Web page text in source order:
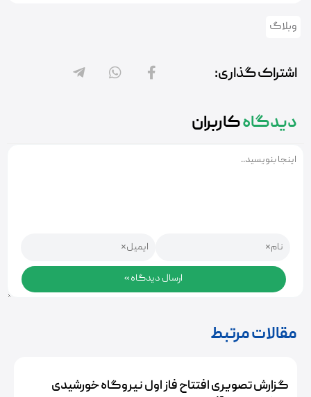
وبلاگ
اشتراک گذاری:
دیدگاهکاربران
مقالات مرتبط
گزارش تصویری افتتاح فاز اول نیروگاه خورشیدی